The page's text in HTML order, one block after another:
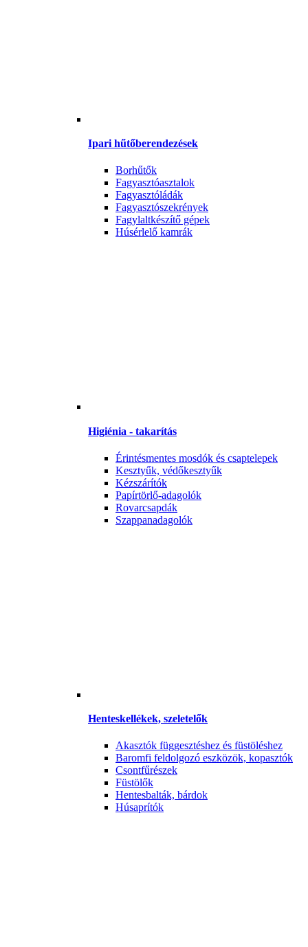
Ipari hűtőberendezések
Borhűtők
Fagyasztóasztalok
Fagyasztóládák
Fagyasztószekrények
Fagylaltkészítő gépek
Húsérlelő kamrák
Higiénia - takarítás
Érintésmentes mosdók és csaptelepek
Kesztyűk, védőkesztyűk
Kézszárítók
Papírtörlő-adagolók
Rovarcsapdák
Szappanadagolók
Henteskellékek, szeletelők
Akasztók függesztéshez és füstöléshez
Baromfi feldolgozó eszközök, kopasztók
Csontfűrészek
Füstölők
Hentesbalták, bárdok
Húsaprítók